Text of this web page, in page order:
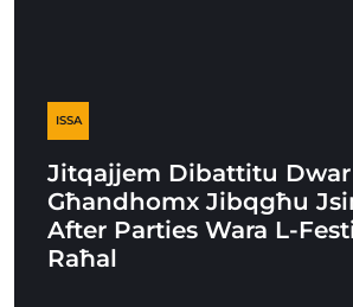
ISSA
Jitqajjem Dibattitu
Għandhomx Jibqgħu
After Parties Wara L-
Raħal